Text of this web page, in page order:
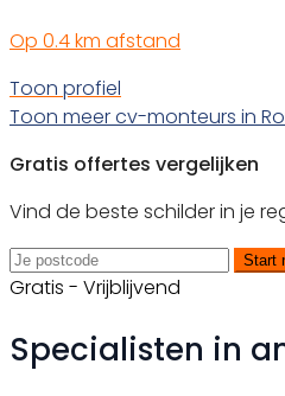
Op 0.4 km afstand
Toon profiel
Toon meer cv-monteurs in
Gratis offertes vergelijken
Vind de beste schilder in je
Start
Gratis - Vrijblijvend
Specialisten in